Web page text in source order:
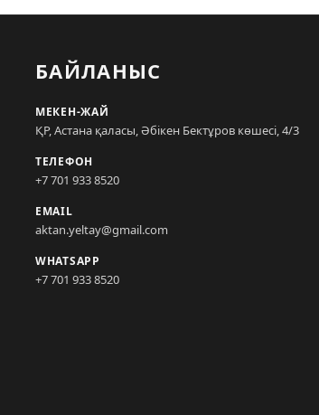
БАЙЛАНЫС
МЕКЕН-ЖАЙ
ҚР, Астана қаласы, Әбікен Бектұров көшесі, 4/3
ТЕЛЕФОН
+7 701 933 8520
EMAIL
aktan.yeltay@gmail.com
WHATSAPP
+7 701 933 8520